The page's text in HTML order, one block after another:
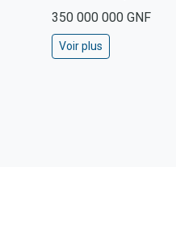
350 000 000 GNF
Voir plus